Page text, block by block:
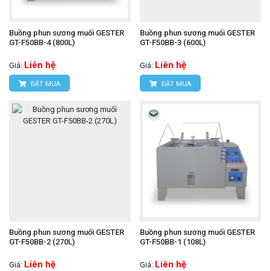
Buồng phun sương muối GESTER
GT-F50BB-4 (800L)
Giá: Liên hệ
ĐẶT MUA
Buồng phun sương muối GESTER
GT-F50BB-3 (600L)
Giá: Liên hệ
ĐẶT MUA
Buồng phun sương muối GESTER
GT-F50BB-2 (270L)
Giá: Liên hệ
Buồng phun sương muối GESTER
GT-F50BB-1 (108L)
Giá: Liên hệ